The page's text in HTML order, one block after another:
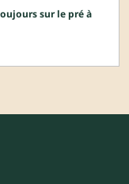
sur le pré à